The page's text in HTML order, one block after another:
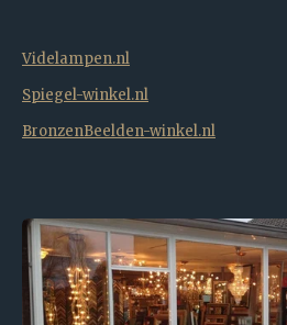
Videlampen.nl
Spiegel-winkel.nl
BronzenBeelden-winkel.nl